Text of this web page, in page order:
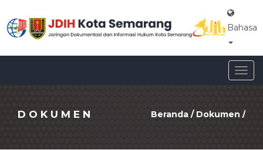
Bahasa
DOKUMEN Beranda / Dokumen /